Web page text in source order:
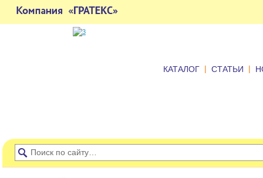
КАТАЛОГ | СТАТЬИ |